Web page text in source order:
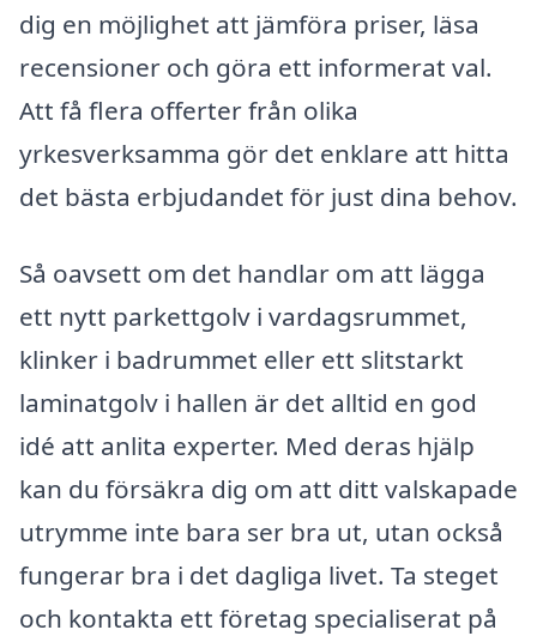
dig en möjlighet att jämföra priser, läsa
recensioner och göra ett informerat val.
Att få flera offerter från olika
yrkesverksamma gör det enklare att hitta
det bästa erbjudandet för just dina behov.
Så oavsett om det handlar om att lägga
ett nytt parkettgolv i vardagsrummet,
klinker i badrummet eller ett slitstarkt
laminatgolv i hallen är det alltid en god
idé att anlita experter. Med deras hjälp
kan du försäkra dig om att ditt valskapade
utrymme inte bara ser bra ut, utan också
fungerar bra i det dagliga livet. Ta steget
och kontakta ett företag specialiserat på